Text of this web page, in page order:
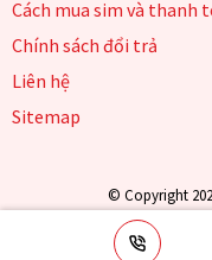
Cách mua sim và thanh
Chính sách đổi trả
Liên hệ
Sitemap
© Copyright